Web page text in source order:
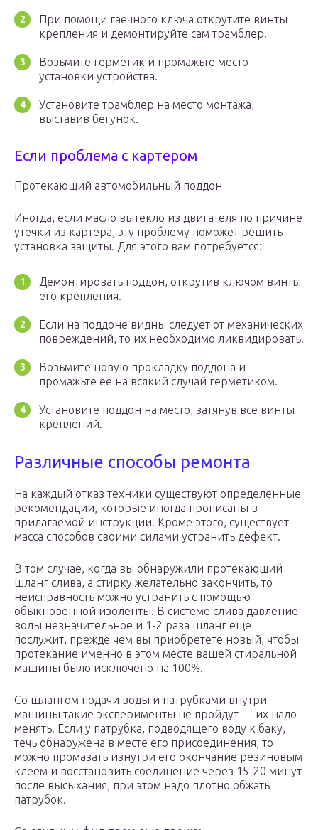
При помощи гаечного ключа открутите винты
крепления и демонтируйте сам трамблер.
Возьмите герметик и промажьте место
установки устройства.
Установите трамблер на место монтажа,
выставив бегунок.
Если проблема с картером
Протекающий автомобильный поддон
Иногда, если масло вытекло из двигателя по причине
утечки из картера, эту проблему поможет решить
установка защиты. Для этого вам потребуется:
Демонтировать поддон, открутив ключом винты
его крепления.
Если на поддоне видны следует от механических
повреждений, то их необходимо ликвидировать.
Возьмите новую прокладку поддона и
промажьте ее на всякий случай герметиком.
Установите поддон на место, затянув все винты
креплений.
Различные способы ремонта
На каждый отказ техники существуют определенные
рекомендации, которые иногда прописаны в
прилагаемой инструкции. Кроме этого, существует
масса способов своими силами устранить дефект.
В том случае, когда вы обнаружили протекающий
шланг слива, а стирку желательно закончить, то
неисправность можно устранить с помощью
обыкновенной изоленты. В системе слива давление
воды незначительное и 1-2 раза шланг еще
послужит, прежде чем вы приобретете новый, чтобы
протекание именно в этом месте вашей стиральной
машины было исключено на 100%.
Со шлангом подачи воды и патрубками внутри
машины такие эксперименты не пройдут — их надо
менять. Если у патрубка, подводящего воду к баку,
течь обнаружена в месте его присоединения, то
можно промазать изнутри его окончание резиновым
клеем и восстановить соединение через 15-20 минут
после высыхания, при этом надо плотно обжать
патрубок.